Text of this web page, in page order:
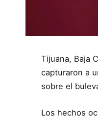
Tijuana, Baja
capturaron a
sobre el
Los hechos